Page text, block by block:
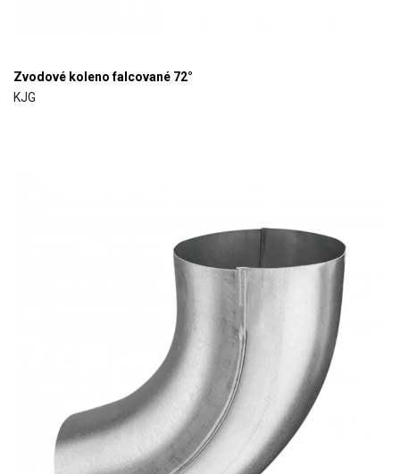
Zvodové koleno falcované 72°
KJG